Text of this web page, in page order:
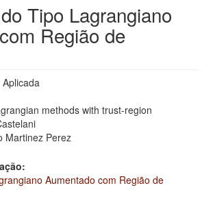
Tipo Lagrangiano
Região de
methods with trust-region
Martinez Perez
Aumentado com Região de